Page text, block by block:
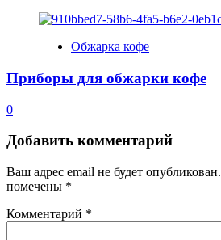
Обжарка кофе
Приборы для обжарки кофе
0
Добавить комментарий
Ваш адрес email не будет опубликован.
помечены *
Комментарий *